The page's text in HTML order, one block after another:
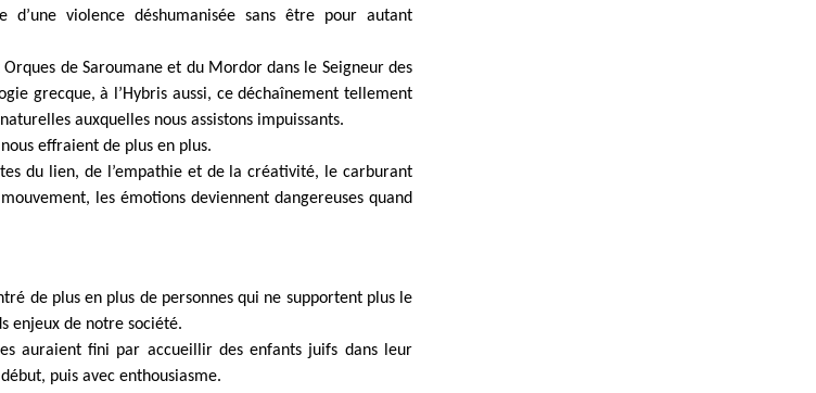
violence déshumanisée sans être pour autant
de Saroumane et du Mordor dans le Seigneur des
grecque, à l’Hybris aussi, ce déchaînement tellement
auxquelles nous assistons impuissants.
effraient de plus en plus.
du lien, de l’empathie et de la créativité, le carburant
les émotions deviennent dangereuses quand
de plus en plus de personnes qui ne supportent plus le
enjeux de notre société.
auraient fini par accueillir des enfants juifs dans leur
puis avec enthousiasme.